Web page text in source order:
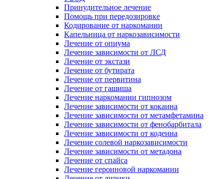
Принудительное лечение
Помощь при передозировке
Кодирование от наркомании
Капельница от наркозависимости
Лечение от опиума
Лечение зависимости от ЛСД
Лечение от экстази
Лечение от бутирата
Лечение от первитина
Лечение от гашиша
Лечение наркомании гипнозом
Лечение зависимости от кокаина
Лечение зависимости от метамфетамина
Лечение зависимости от фенобарбитала
Лечение зависимости от кодеина
Лечение солевой наркозависимости
Лечение зависимости от метадона
Лечение от спайса
Лечение героиновой наркомании